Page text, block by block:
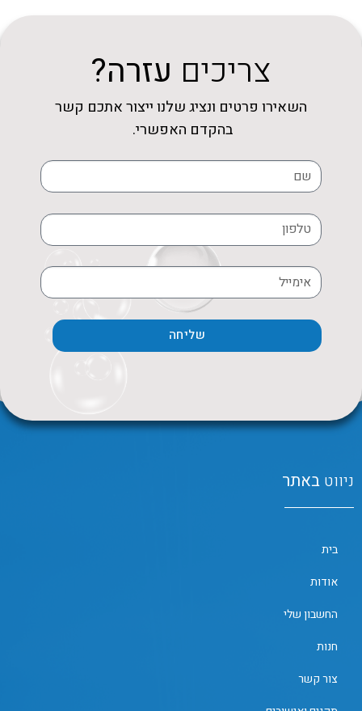
צריכים עזרה?
השאירו פרטים ונציג שלנו ייצור אתכם קשר
בהקדם האפשרי.
שליחה
ניווט באתר
בית
אודות
החשבון שלי
חנות
צור קשר